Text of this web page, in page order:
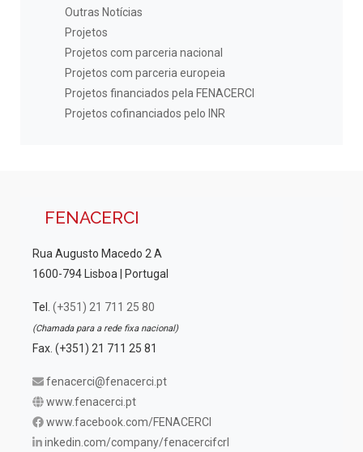
Outras Notícias
Projetos
Projetos com parceria nacional
Projetos com parceria europeia
Projetos financiados pela FENACERCI
Projetos cofinanciados pelo INR
FENACERCI
Rua Augusto Macedo 2 A
1600-794 Lisboa | Portugal
Tel. (+351) 21 711 25 80
(Chamada para a rede fixa nacional)
Fax. (+351) 21 711 25 81
fenacerci@fenacerci.pt
www.fenacerci.pt
www.facebook.com/FENACERCI
inkedin.com/company/fenacercifcrl